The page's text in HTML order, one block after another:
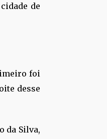
de
foi
desse
da Silva,